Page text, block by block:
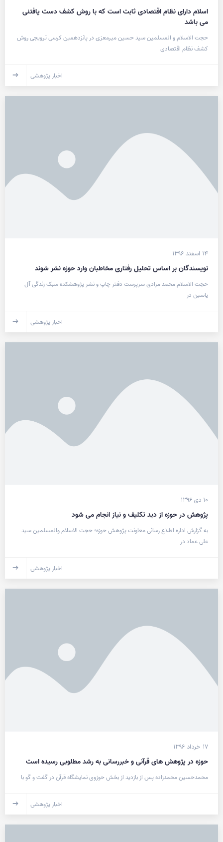
اسلام دارای نظام اقتصادی ثابت است که با روش کشف دست یافتنی
می باشد
حجت الاسلام و المسلمین سید حسین میرمعزی در پانزدهمین کرسی ترویجی روش
کشف نظام اقتصادی
اخبار پژوهشی
۱۴ اسفند ۱۳۹۶
نویسندگان بر اساس تحلیل رفتاری مخاطبان وارد حوزه نشر شوند
حجت الاسلام محمد مرادی سرپرست دفتر چاپ و نشر پژوهشکده سبک زندگی آل
یاسین در
اخبار پژوهشی
۱۰ دی ۱۳۹۶
پژوهش در حوزه از دید تکلیف و نیاز انجام می شود
به گزارش اداره اطلاع رسانی معاونت پژوهش حوزه؛ حجت الاسلام والمسلمین سید
علی عماد در
اخبار پژوهشی
۱۷ خرداد ۱۳۹۶
حوزه در پژوهش های قرآنی و خبررسانی به رشد مطلوبی رسیده است
محمدحسین محمدزاده پس از بازدید از بخش حوزوی نمایشگاه قرآن در گفت و گو با
اخبار پژوهشی